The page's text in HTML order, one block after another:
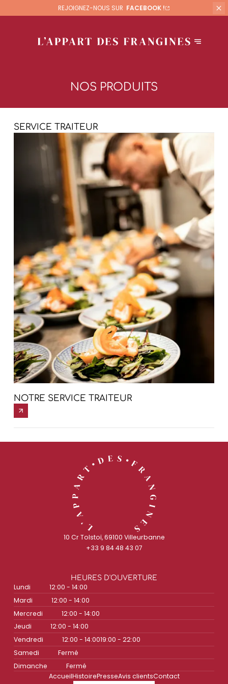
REJOIGNEZ-NOUS SUR FACEBOOK !
NOS PRODUITS
SERVICE TRAITEUR
NOTRE SERVICE TRAITEUR
10 Cr Tolstoï, 69100 Villeurbanne
+33 9 84 48 43 07
HEURES D'OUVERTURE
Lundi
12:00 - 14:00
Mardi
12:00 - 14:00
Mercredi
12:00 - 14:00
Jeudi
12:00 - 14:00
Vendredi
12:00 - 14:0019:00 - 22:00
Samedi
Fermé
Dimanche
Fermé
AccueilHistoirePresseAvis clientsContact